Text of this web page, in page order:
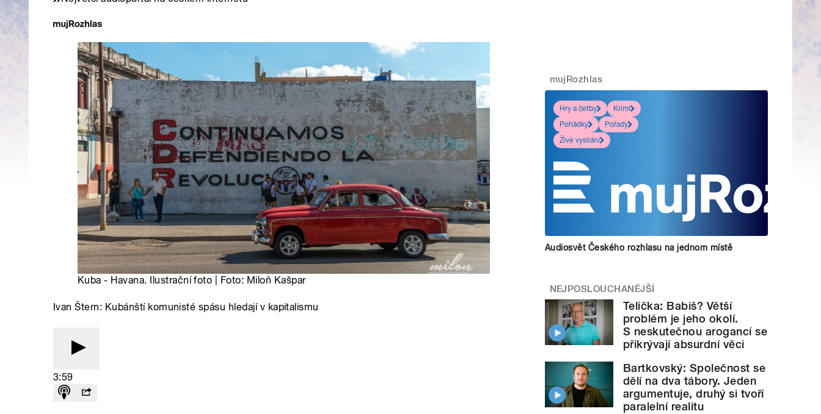
Kuba - Havana. Ilustrační foto | Foto: Miloň Kašpar
Ivan Štern: Kubánští komunisté spásu hledají v kapitalismu
3:59
mujRozhlas
Hry a četby
Krimi
Pohádky
Pořady
Živé vysílání
Audiosvět Českého rozhlasu na jednom místě
NEJPOSLOUCHANĚJŠÍ
Telička: Babiš? Větší
problém je jeho okolí.
S neskutečnou arogancí se
přikrývají absurdní věci
Bartkovský: Společnost se
dělí na dva tábory. Jeden
argumentuje, druhý si tvoří
paralelní realitu